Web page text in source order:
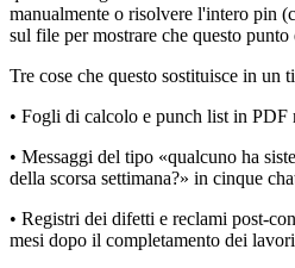
manualmente o risolvere l'intero pin
sul file per mostrare che questo punto
Tre cose che questo sostituisce in un
• Fogli di calcolo e punch list in
• Messaggi del tipo «qualcuno ha
della scorsa settimana?» in cinque
• Registri dei difetti e reclami post-
mesi dopo il completamento dei lavori